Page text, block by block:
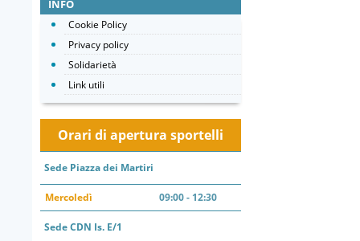
INFO
Cookie Policy
Privacy policy
Solidarietà
Link utili
Orari di apertura sportelli
Sede Piazza dei Martiri
Mercoledì 09:00 - 12:30
Sede CDN Is. E/1